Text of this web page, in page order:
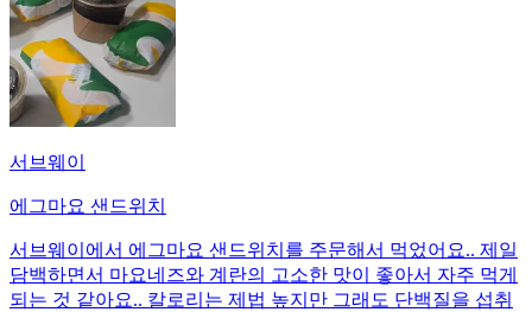
서브웨이
에그마요 샌드위치
서브웨이에서 에그마요 샌드위치를 주문해서 먹었어요.. 제일
담백하면서 마요네즈와 계란의 고소한 맛이 좋아서 자주 먹게
되는 것 같아요.. 칼로리는 제법 높지만 그래도 단백질을 섭취